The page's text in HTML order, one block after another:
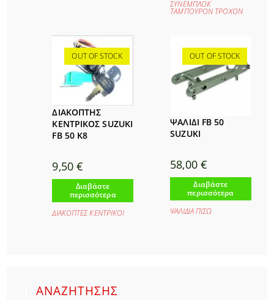
ΣΥΝΕΜΠΛΟΚ
ΤΑΜΠΟΥΡΟΝ ΤΡΟΧΟΝ
OUT OF STOCK
ΔΙΑΚΟΠΤΗΣ
ΚΕΝΤΡΙΚΟΣ SUZUKI
FB 50 Κ8
9,50 €
Διαβάστε
περισσότερα
ΔΙΑΚΟΠΤΕΣ ΚΕΝΤΡΙΚΟΙ
OUT OF STOCK
ΨΑΛΙΔΙ FB 50
SUZUKI
58,00 €
Διαβάστε
περισσότερα
ΨΑΛΙΔΙΑ ΠΙΣΩ
ΑΝΑΖΗΤΗΣΗΣ